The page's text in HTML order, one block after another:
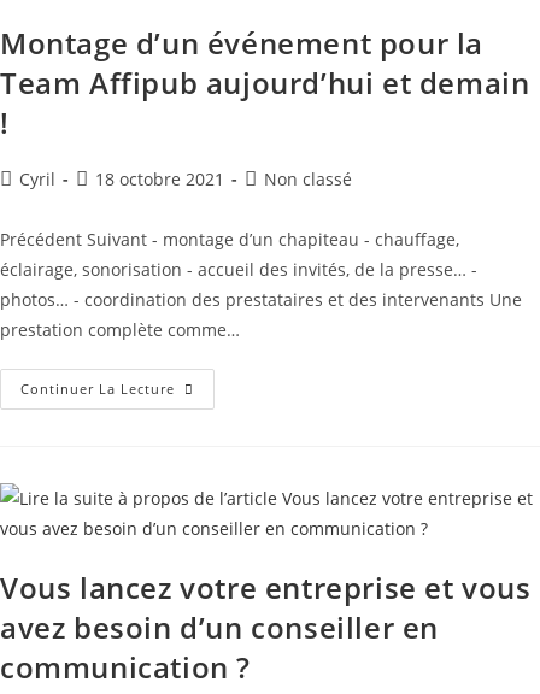
Montage d’un événement pour la
Team Affipub aujourd’hui et demain
!
Cyril 18 octobre 2021 Non classé
Précédent Suivant - montage d’un chapiteau - chauffage,
éclairage, sonorisation - accueil des invités, de la presse… -
photos… - coordination des prestataires et des intervenants Une
prestation complète comme…
Continuer La Lecture
Vous lancez votre entreprise et vous
avez besoin d’un conseiller en
communication ?